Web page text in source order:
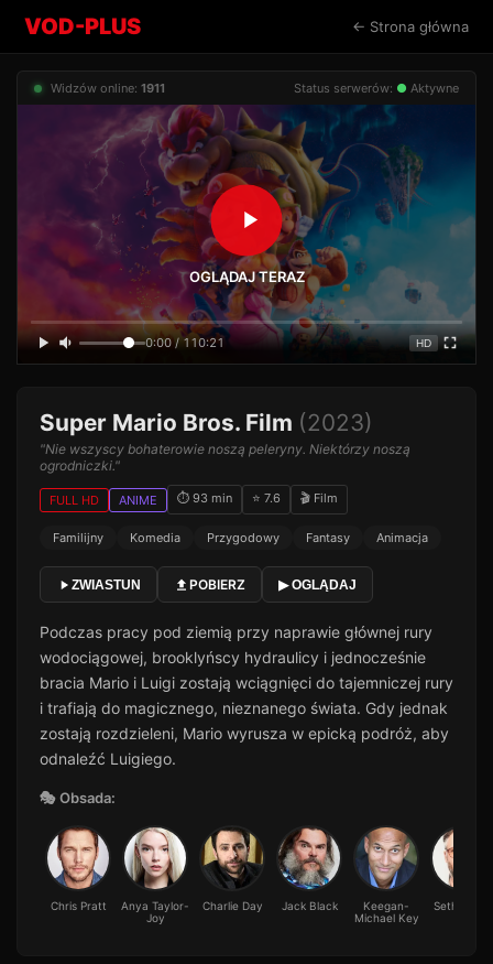
VOD-PLUS ← Strona główna
Widzów online: 1911 Status serwerów: ● Aktywne
OGLĄDAJ TERAZ
0:00 / 110:21 HD
Super Mario Bros. Film (2023)
"Nie wszyscy bohaterowie noszą peleryny. Niektórzy noszą
ogrodniczki."
FULL HD ANIME ⏱ 93 min ⭐ 7.6 🎬 Film
Familijny Komedia Przygodowy Fantasy Animacja
ZWIASTUN POBIERZ ▶ OGLĄDAJ
Podczas pracy pod ziemią przy naprawie głównej rury
wodociągowej, brooklyńscy hydraulicy i jednocześnie
bracia Mario i Luigi zostają wciągnięci do tajemniczej rury
i trafiają do magicznego, nieznanego świata. Gdy jednak
zostają rozdzieleni, Mario wyrusza w epicką podróż, aby
odnaleźć Luigiego.
🎭 Obsada:
Chris Pratt
Anya Taylor-
Joy
Charlie Day Jack Black
Keegan-
Michael Key
Seth Rogen